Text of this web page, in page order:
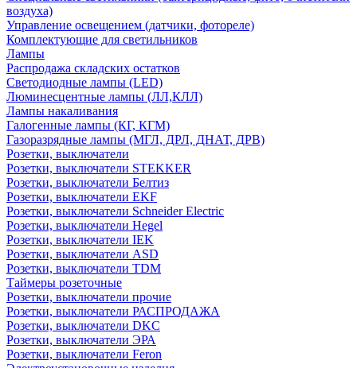
воздуха)
Управление освещением (датчики, фотореле)
Комплектующие для светильников
Лампы
Распродажа складских остатков
Светодиодные лампы (LED)
Люминесцентные лампы (ЛЛ,КЛЛ)
Лампы накаливания
Галогенные лампы (КГ, КГМ)
Газоразрядные лампы (МГЛ, ДРЛ, ДНАТ, ДРВ)
Розетки, выключатели
Розетки, выключатели STEKKER
Розетки, выключатели Белтиз
Розетки, выключатели EKF
Розетки, выключатели Schneider Electric
Розетки, выключатели Hegel
Розетки, выключатели IEK
Розетки, выключатели ASD
Розетки, выключатели TDM
Таймеры розеточные
Розетки, выключатели прочие
Розетки, выключатели РАСПРОДАЖА
Розетки, выключатели DKC
Розетки, выключатели ЭРА
Розетки, выключатели Feron